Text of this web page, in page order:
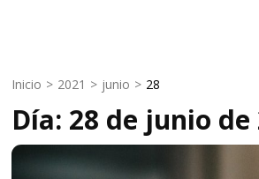
Inicio > 2021 > junio > 28
Día: 28 de junio de